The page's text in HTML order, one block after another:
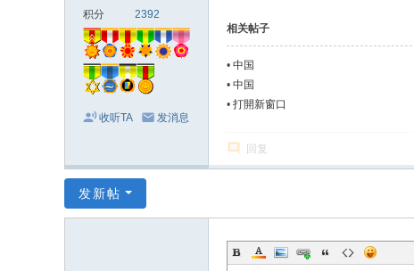
积分 2392
收听TA 发消息
相关帖子
• 中国
• 中国
• 打開新窗口
回复
发新帖